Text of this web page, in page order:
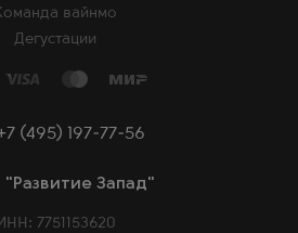
(495) 197-77-56
Запад"
7751153620
вайнмо
Дегустации